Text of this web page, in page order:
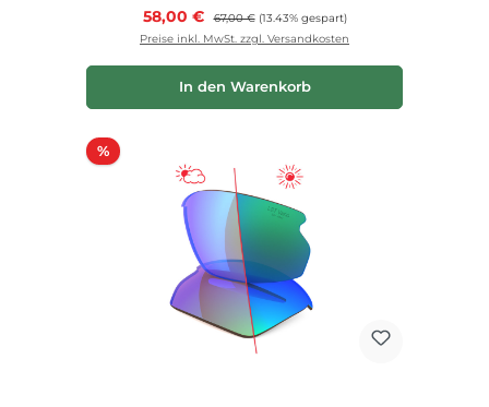
Verkaufspreis:
58,00 € Regulärer Preis:
67,00 € (13.43% gespart)
Preise inkl. MwSt. zzgl. Versandkosten
In den Warenkorb
%Rabatt